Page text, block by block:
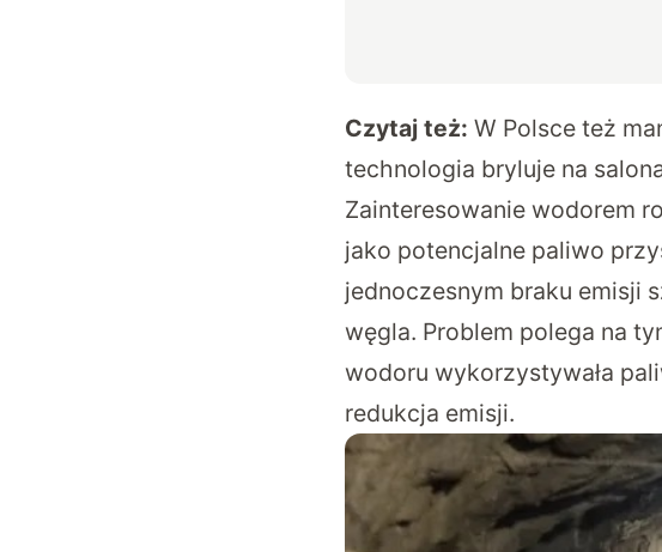
Czytaj też: W Polsce też
technologia bryluje na
Zainteresowanie wodorem
jako potencjalne paliwo
jednoczesnym braku emisji
węgla. Problem polega na
wodoru wykorzystywała
redukcja emisji.